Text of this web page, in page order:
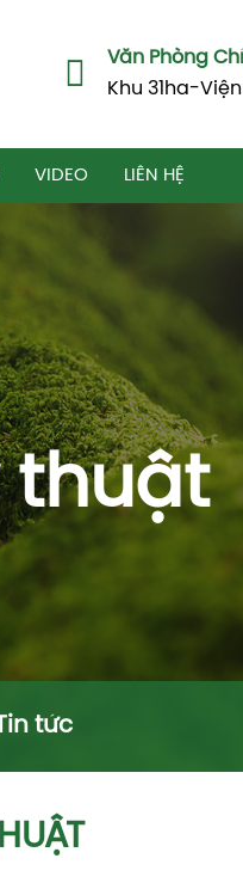
Văn Phòng
Khu 31ha-
VIDEO LIÊN HỆ
thuật
tức